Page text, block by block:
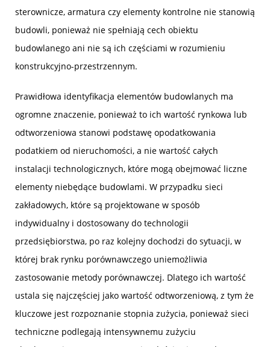
sterownicze, armatura czy elementy kontrolne nie stanowią
budowli, ponieważ nie spełniają cech obiektu
budowlanego ani nie są ich częściami w rozumieniu
konstrukcyjno-przestrzennym.
Prawidłowa identyfikacja elementów budowlanych ma
ogromne znaczenie, ponieważ to ich wartość rynkowa lub
odtworzeniowa stanowi podstawę opodatkowania
podatkiem od nieruchomości, a nie wartość całych
instalacji technologicznych, które mogą obejmować liczne
elementy niebędące budowlami. W przypadku sieci
zakładowych, które są projektowane w sposób
indywidualny i dostosowany do technologii
przedsiębiorstwa, po raz kolejny dochodzi do sytuacji, w
której brak rynku porównawczego uniemożliwia
zastosowanie metody porównawczej. Dlatego ich wartość
ustala się najczęściej jako wartość odtworzeniową, z tym że
kluczowe jest rozpoznanie stopnia zużycia, ponieważ sieci
techniczne podlegają intensywnemu zużyciu